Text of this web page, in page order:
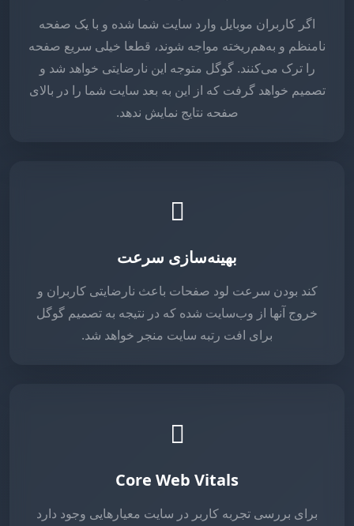
اگر کاربران موبایل وارد سایت شما شده و با یک صفحه
نامنظم و به‌هم‌ریخته مواجه شوند، قطعا خیلی سریع صفحه
را ترک می‌کنند. گوگل متوجه این نارضایتی خواهد شد و
تصمیم خواهد گرفت که از این به بعد سایت شما را در بالای
صفحه نتایج نمایش ندهد.
بهینه‌سازی سرعت
کند بودن سرعت لود صفحات باعث نارضایتی کاربران و
خروج آنها از وب‌سایت شده که در نتیجه به تصمیم گوگل
برای افت رتبه سایت منجر خواهد شد.
Core Web Vitals
برای بررسی تجربه کاربر در سایت معیارهایی وجود دارد